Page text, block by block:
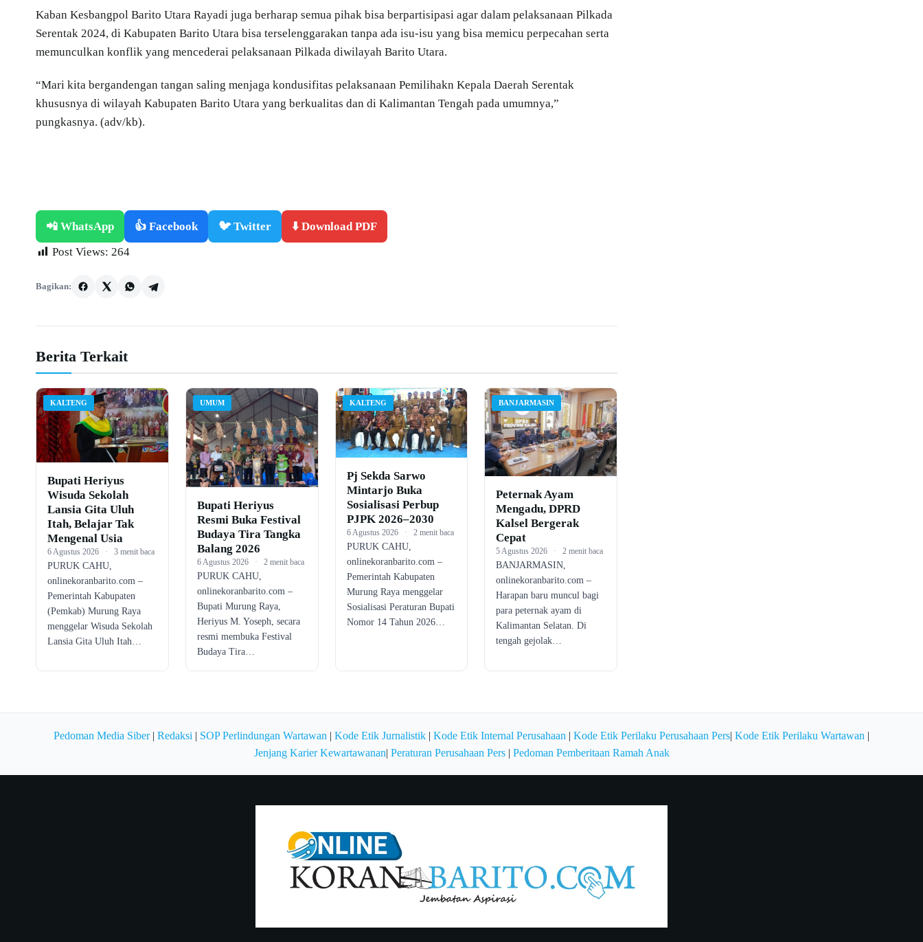
Kaban Kesbangpol Barito Utara Rayadi juga berharap semua pihak bisa berpartisipasi agar dalam pelaksanaan Pilkada
Serentak 2024, di Kabupaten Barito Utara bisa terselenggarakan tanpa ada isu-isu yang bisa memicu perpecahan serta
memunculkan konflik yang mencederai pelaksanaan Pilkada diwilayah Barito Utara.
“Mari kita bergandengan tangan saling menjaga kondusifitas pelaksanaan Pemilihakn Kepala Daerah Serentak
khususnya di wilayah Kabupaten Barito Utara yang berkualitas dan di Kalimantan Tengah pada umumnya,”
pungkasnya. (adv/kb).
📲 WhatsApp 👍 Facebook 🐦 Twitter
⬇️ Download PDF
Post Views: 264
Bagikan:
Berita Terkait
KALTENG
Bupati Heriyus
Wisuda Sekolah
Lansia Gita Uluh
Itah, Belajar Tak
Mengenal Usia
6 Agustus 2026 · 3 menit baca
PURUK CAHU,
onlinekoranbarito.com –
Pemerintah Kabupaten
(Pemkab) Murung Raya
menggelar Wisuda Sekolah
Lansia Gita Uluh Itah…
UMUM
Bupati Heriyus
Resmi Buka Festival
Budaya Tira Tangka
Balang 2026
6 Agustus 2026 · 2 menit baca
PURUK CAHU,
onlinekoranbarito.com –
Bupati Murung Raya,
Heriyus M. Yoseph, secara
resmi membuka Festival
Budaya Tira…
KALTENG
Pj Sekda Sarwo
Mintarjo Buka
Sosialisasi Perbup
PJPK 2026–2030
6 Agustus 2026 · 2 menit baca
PURUK CAHU,
onlinekoranbarito.com –
Pemerintah Kabupaten
Murung Raya menggelar
Sosialisasi Peraturan Bupati
Nomor 14 Tahun 2026…
BANJARMASIN
Peternak Ayam
Mengadu, DPRD
Kalsel Bergerak
Cepat
5 Agustus 2026 · 2 menit baca
BANJARMASIN,
onlinekoranbarito.com –
Harapan baru muncul bagi
para peternak ayam di
Kalimantan Selatan. Di
tengah gejolak…
Pedoman Media Siber| Redaksi | SOP Perlindungan Wartawan | Kode Etik Jurnalistik | Kode Etik Internal Perusahaan | Kode Etik Perilaku Perusahaan Pers| Kode Etik Perilaku Wartawan |
Jenjang Karier Kewartawanan| Peraturan Perusahaan Pers| Pedoman Pemberitaan Ramah Anak